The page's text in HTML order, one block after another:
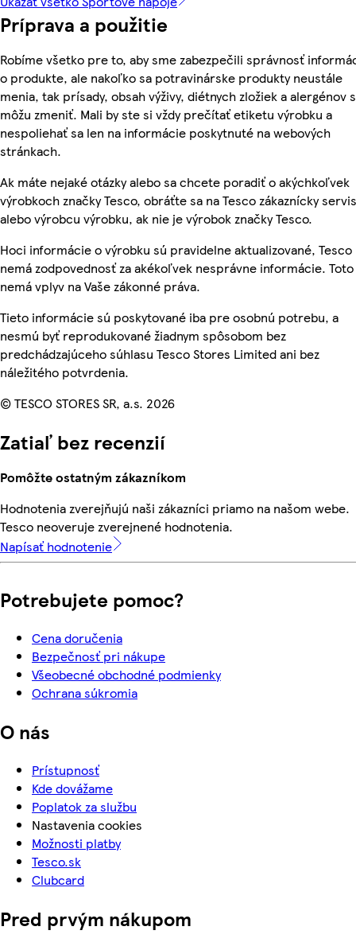
Príprava a použitie
Robíme všetko pre to, aby sme zabezpečili správnosť
o produkte, ale nakoľko sa potravinárske produkty neustále
menia, tak prísady, obsah výživy, diétnych zložiek a alergénov
môžu zmeniť. Mali by ste si vždy prečítať etiketu výrobku a
nespoliehať sa len na informácie poskytnuté na webových
stránkach.
Ak máte nejaké otázky alebo sa chcete poradiť o akýchkoľvek
výrobkoch značky Tesco, obráťte sa na Tesco zákaznícky
alebo výrobcu výrobku, ak nie je výrobok značky Tesco.
Hoci informácie o výrobku sú pravidelne aktualizované, Tesco
nemá zodpovednosť za akékoľvek nesprávne informácie. Toto
nemá vplyv na Vaše zákonné práva.
Tieto informácie sú poskytované iba pre osobnú potrebu, a
nesmú byť reprodukované žiadnym spôsobom bez
predchádzajúceho súhlasu Tesco Stores Limited ani bez
náležitého potvrdenia.
© TESCO STORES SR, a.s. 2026
Zatiaľ bez recenzií
Pomôžte ostatným zákazníkom
Hodnotenia zverejňujú naši zákazníci priamo na našom webe.
Tesco neoveruje zverejnené hodnotenia.
Napísať hodnotenie
Potrebujete pomoc?
Cena doručenia
Bezpečnosť pri nákupe
Všeobecné obchodné podmienky
Ochrana súkromia
O nás
Prístupnosť
Kde dovážame
Poplatok za službu
Nastavenia cookies
Možnosti platby
Tesco.sk
Clubcard
Pred prvým nákupom